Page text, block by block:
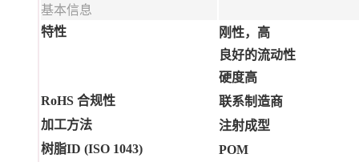
基本信息
特性
刚性，高
良好的流动性
硬度高
RoHS 合规性
联系制造商
加工方法
注射成型
树脂ID (ISO 1043)
POM